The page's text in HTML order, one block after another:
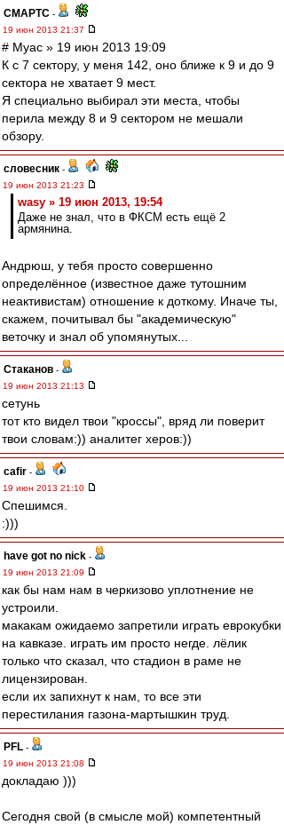
СМАРТС -
19 июн 2013 21:37
# Myac » 19 июн 2013 19:09
К с 7 сектору, у меня 142, оно ближе к 9 и до 9
сектора не хватает 9 мест.
Я специально выбирал эти места, чтобы
перила между 8 и 9 сектором не мешали
обзору.
словесник -
19 июн 2013 21:23
wasy » 19 июн 2013, 19:54
Даже не знал, что в ФКСМ есть ещё 2
армянина.
Андрюш, у тебя просто совершенно
определённое (известное даже тутошним
неактивистам) отношение к доткому. Иначе ты,
скажем, почитывал бы "академическую"
веточку и знал об упомянутых...
Cтаканов -
19 июн 2013 21:13
сетунь
тот кто видел твои "кроссы", вряд ли поверит
твои словам:)) аналитег херов:))
cafir -
19 июн 2013 21:10
Спешимся.
:)))
have got no nick -
19 июн 2013 21:09
как бы нам нам в черкизово уплотнение не
устроили.
макакам ожидаемо запретили играть еврокубки
на кавказе. играть им просто негде. лёлик
только что сказал, что стадион в раме не
лицензирован.
если их запихнут к нам, то все эти
перестилания газона-мартышкин труд.
PFL -
19 июн 2013 21:08
докладаю )))
Сегодня свой (в смысле мой) компетентный